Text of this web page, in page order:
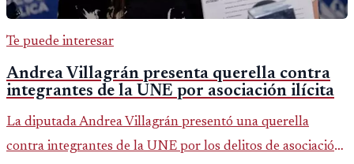
Te puede interesar
Andrea Villagrán presenta querella contra
integrantes de la UNE por asociación ilícita
La diputada Andrea Villagrán presentó una querella
contra integrantes de la UNE por los delitos de asociación